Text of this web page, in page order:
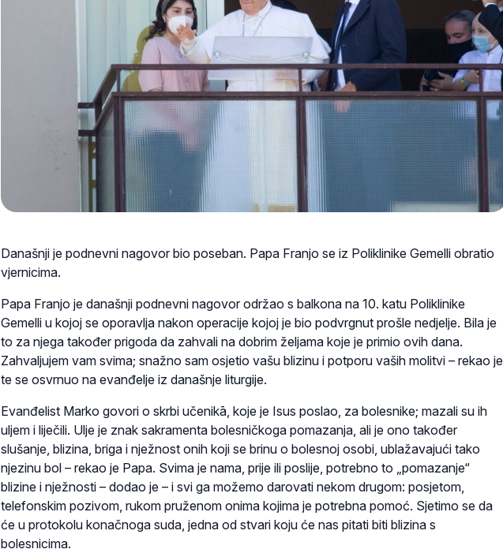
Današnji je podnevni nagovor bio poseban. Papa Franjo se iz Poliklinike Gemelli obratio
vjernicima.
Papa Franjo je današnji podnevni nagovor održao s balkona na 10. katu Poliklinike
Gemelli u kojoj se oporavlja nakon operacije kojoj je bio podvrgnut prošle nedjelje. Bila je
to za njega također prigoda da zahvali na dobrim željama koje je primio ovih dana.
Zahvaljujem vam svima; snažno sam osjetio vašu blizinu i potporu vaših molitvi – rekao je
te se osvrnuo na evanđelje iz današnje liturgije.
Evanđelist Marko govori o skrbi učenikā, koje je Isus poslao, za bolesnike; mazali su ih
uljem i liječili. Ulje je znak sakramenta bolesničkoga pomazanja, ali je ono također
slušanje, blizina, briga i nježnost onih koji se brinu o bolesnoj osobi, ublažavajući tako
njezinu bol – rekao je Papa. Svima je nama, prije ili poslije, potrebno to „pomazanje“
blizine i nježnosti – dodao je – i svi ga možemo darovati nekom drugom: posjetom,
telefonskim pozivom, rukom pruženom onima kojima je potrebna pomoć. Sjetimo se da
će u protokolu konačnoga suda, jedna od stvari koju će nas pitati biti blizina s
bolesnicima.